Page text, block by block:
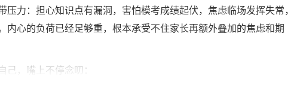
压力：担心知识点有漏洞，害怕模考成绩起伏，焦虑临场发挥失常，
内心的负荷已经足够重，根本承受不住家长再额外叠加的焦虑和期
己，嘴上不停念叨：